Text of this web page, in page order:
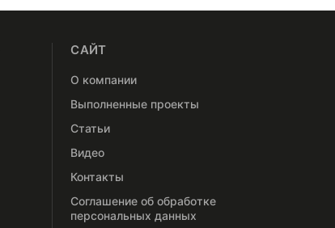
САЙТ
О компании
Выполненные проекты
Статьи
Видео
Контакты
Соглашение об обработке
персональных данных